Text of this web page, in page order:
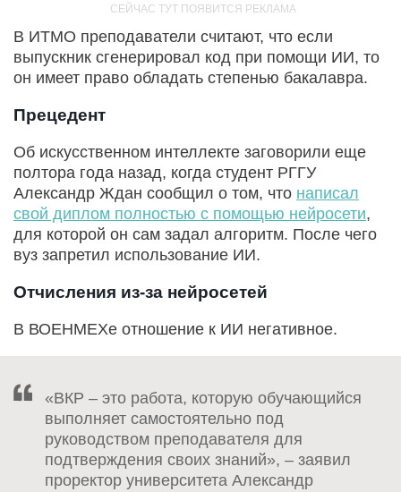
В ИТМО преподаватели считают, что если
выпускник сгенерировал код при помощи ИИ, то
он имеет право обладать степенью бакалавра.
Прецедент
Об искусственном интеллекте заговорили еще
полтора года назад, когда студент РГГУ
Александр Ждан сообщил о том, что написал
свой диплом полностью с помощью нейросети,
для которой он сам задал алгоритм. После чего
вуз запретил использование ИИ.
Отчисления из-за нейросетей
В ВОЕНМЕХе отношение к ИИ негативное.
«ВКР – это работа, которую обучающийся
выполняет самостоятельно под
руководством преподавателя для
подтверждения своих знаний», – заявил
проректор университета Александр